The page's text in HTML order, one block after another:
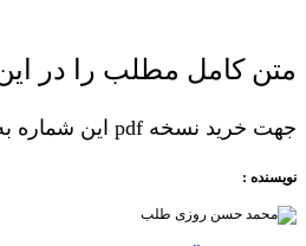
متن کامل مطلب را در
جهت خرید نسخه pdf این شماره به
نویسنده :